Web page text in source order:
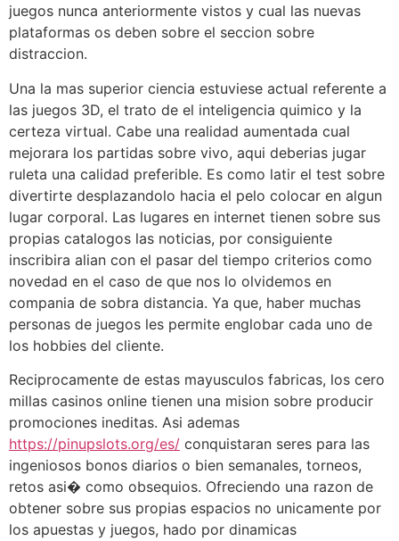
juegos nunca anteriormente vistos y cual las nuevas
plataformas os deben sobre el seccion sobre
distraccion.
Una la mas superior ciencia estuviese actual referente a
las juegos 3D, el trato de el inteligencia quimico y la
certeza virtual. Cabe una realidad aumentada cual
mejorara los partidas sobre vivo, aqui deberias jugar
ruleta una calidad preferible. Es como latir el test sobre
divertirte desplazandolo hacia el pelo colocar en algun
lugar corporal. Las lugares en internet tienen sobre sus
propias catalogos las noticias, por consiguiente
inscribira alian con el pasar del tiempo criterios como
novedad en el caso de que nos lo olvidemos en
compania de sobra distancia. Ya que, haber muchas
personas de juegos les permite englobar cada uno de
los hobbies del cliente.
Reciprocamente de estas mayusculos fabricas, los cero
millas casinos online tienen una mision sobre producir
promociones ineditas. Asi ademas
https://pinupslots.org/es/ conquistaran seres para las
ingeniosos bonos diarios o bien semanales, torneos,
retos asi� como obsequios. Ofreciendo una razon de
obtener sobre sus propias espacios no unicamente por
los apuestas y juegos, hado por dinamicas